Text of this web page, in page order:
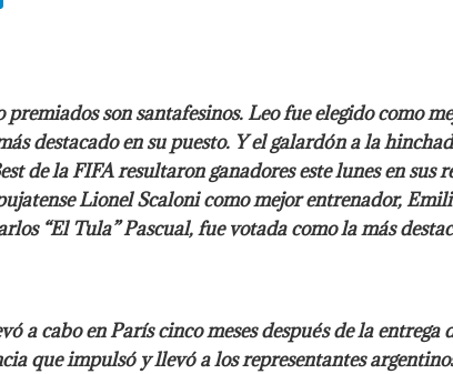
premiados son santafesinos. Leo fue elegido como
destacado en su puesto. Y el galardón a la
de la FIFA resultaron ganadores este lunes en
Lionel Scaloni como mejor entrenador,
“El Tula” Pascual, fue votada como la más
a cabo en París cinco meses después de la
que impulsó y llevó a los representantes